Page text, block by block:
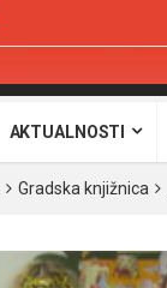
AKTUALNOSTI
Gradska knjižnica